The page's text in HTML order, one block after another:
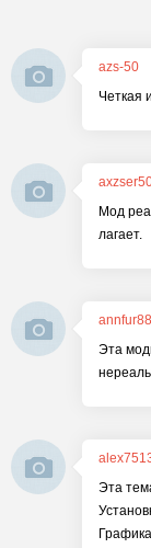
azs-50
Четкая
Мод
лагает.
Эта
Эта